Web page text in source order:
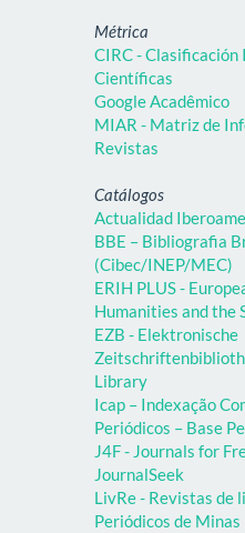
Métrica
CIRC -
Científicas
Google Acadêmico
MIAR - Matriz de
Revistas
Catálogos
Actualidad
BBE – Bibliografia
(Cibec/INEP/MEC)
ERIH PLUS -
Humanities and the
EZB - Elektronische
Library
Icap – Indexação
Periódicos – Base
J4F - Journals for
JournalSeek
LivRe - Revistas de
Periódicos de Minas